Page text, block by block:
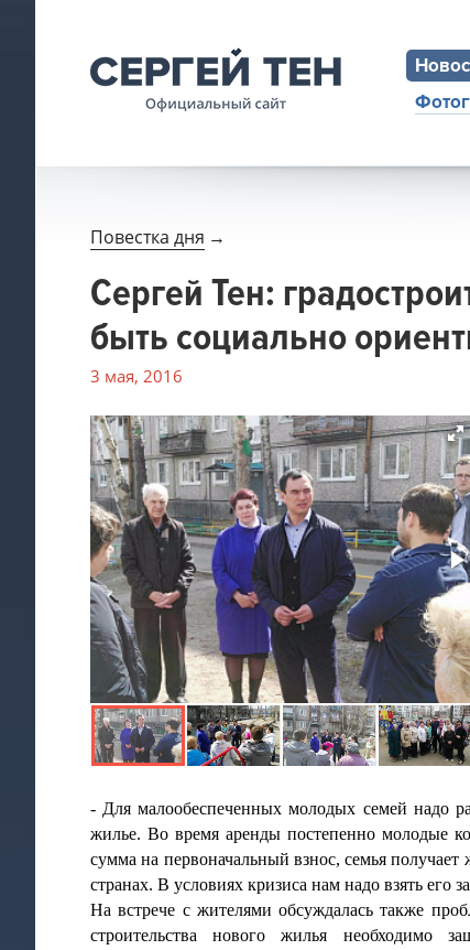
Повестка дня →
Сергей Тен:
быть социально
3 мая, 2016
- Для малообеспеченных молодых семей надо
жилье. Во время аренды постепенно молодые
сумма на первоначальный взнос, семья
странах. В условиях кризиса нам надо взять его
На встрече с жителями обсуждалась также
строительства нового жилья необходимо